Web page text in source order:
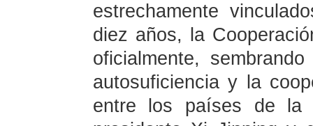
estrechamente
diez años, la
oficialmente,
autosuficiencia y la
entre los países de la